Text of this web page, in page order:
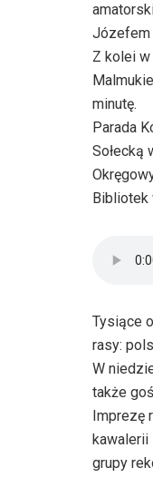
Józefem
Z kolei
minutę.
Parada
Sołecką
Bibliotek
Tysiące
rasy:
W
także
Imprezę
kawalerii
grupy